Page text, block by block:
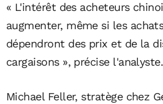
« L'intérêt des acheteurs
augmenter, même si les
dépendront des prix et de la
cargaisons », précise l'analyste.
Michael Feller, stratège chez